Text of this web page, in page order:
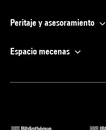
Peritaje y asesoramiento
Espacio mecenas